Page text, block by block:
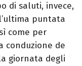
di saluti, invece,
puntata
come per
conduzione de
giornata degli